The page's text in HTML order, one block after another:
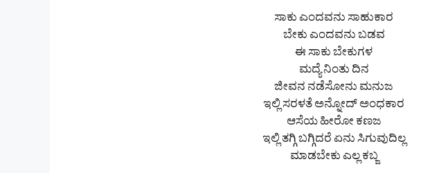
ಸಾಕು ಎಂದವನು ಸಾಹುಕಾರ
ಬೇಕು ಎಂದವನು ಬಡವ
ಈ ಸಾಕು ಬೇಕುಗಳ
ಮದ್ಯೆ ನಿಂತು ದಿನ
ಜೀವನ ನಡೆಸೋನು ಮನುಜ
ಇಲ್ಲಿ ಸರಳತೆ ಅನ್ನೋದ್ ಅಂಧಕಾರ
ಆಸೆಯ ಹೀರೋ ಕಣಜ
ಇಲ್ಲಿ ತಗ್ಗಿ ಬಗ್ಗಿದರೆ ಏನು ಸಿಗುವುದಿಲ್ಲ
ಮಾಡಬೇಕು ಎಲ್ಲ ಕಬ್ಜ